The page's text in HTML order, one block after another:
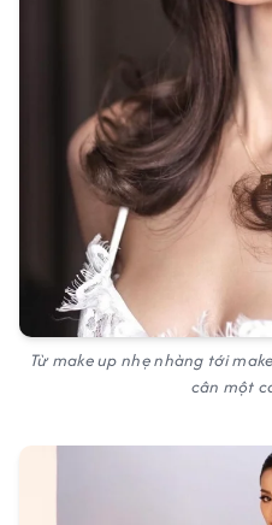
Từ make up nhẹ nhàng tới
cân một